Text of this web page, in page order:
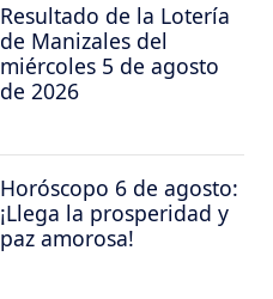
Resultado de la Lotería
de Manizales del
miércoles 5 de agosto
de 2026
Horóscopo 6 de agosto:
¡Llega la prosperidad y
paz amorosa!